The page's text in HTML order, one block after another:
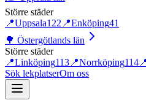
Större städer
📍Uppsala122 📍Enköping41
🌳 Östergötlands län
Större städer
📍Linköping113 📍Norrköping114
Sök lekplatserOm oss